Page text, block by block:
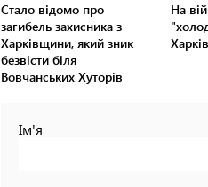
Стало відомо про
загибель захисника з
Харківщини, який зник
безвісти біля
Вовчанських Хуторів
На
Ім'я